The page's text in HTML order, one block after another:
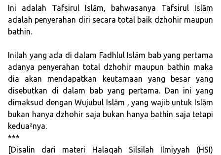
Ini adalah Tafsirul Islām, bahwasanya Tafsirul Islām
adalah penyerahan diri secara total baik dzhohir maupun
bathin.
Inilah yang ada di dalam Fadhlul Islām bab yang pertama
adanya penyerahan total dzhohir maupun bathin maka
dia akan mendapatkan keutamaan yang besar yang
disebutkan di dalam bab yang pertama. Dan ini yang
dimaksud dengan Wujubul Islām , yang wajib untuk Islām
bukan hanya dzhohir saja bukan hanya bathin saja tetapi
kedua²nya.
***
[Disalin dari materi Halaqah Silsilah Ilmiyyah (HSI)